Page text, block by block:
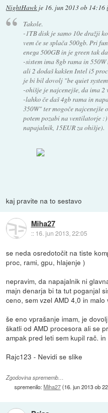
NightHawk je 16. jun 2013 ob 14:16
Takole.
-1TB disk je samo 10e dražji
vem če se splača 500gb. Pri
enega 500GB in je green tak
-sistem ima 8gb rama in
ali 2 dodaš kakšen Intel i5
je bi bil dovolj "be quiet
-ohišje je najcenejše, da ima
-lahko če daš 4gb rama in
350W" ter mogoče najcenejše
potem pozabi na ventilatorje
napajalnik, 15EUR za ohišje).
kaj pravite na to sestavo
Miha27
:: 16. jun 2013, 22:05
se neda osredotočit na tiste
proc, rami, gpu, hlajenje )
nepravim, da napajalnik ni
majn denarja bi ta tut poganjal
ceno, sem vzel AMD 4,0 in malo
še eno vprašanje imam, je
škatli od AMD procesora ali se
ampak pred leti sem kupil rač.
Rajc123 - Nevidi se slike
Zgodovina sprememb…
spremenilo:Miha27(16. jun 2013 ob